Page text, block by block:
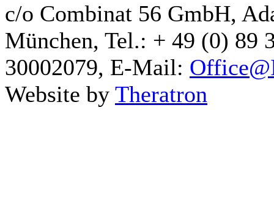
c/o Combinat 56 GmbH,
München, Tel.: + 49 (0) 89
30002079, E-Mail:
Website by Theratron